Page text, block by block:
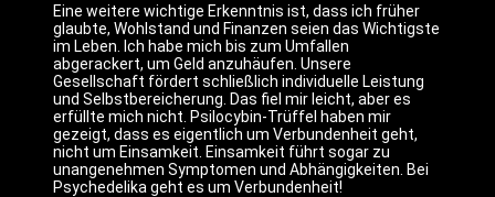
Eine weitere wichtige Erkenntnis ist, dass ich früher
glaubte, Wohlstand und Finanzen seien das Wichtigste
im Leben. Ich habe mich bis zum Umfallen
abgerackert, um Geld anzuhäufen. Unsere
Gesellschaft fördert schließlich individuelle Leistung
und Selbstbereicherung. Das fiel mir leicht, aber es
erfüllte mich nicht. Psilocybin-Trüffel haben mir
gezeigt, dass es eigentlich um Verbundenheit geht,
nicht um Einsamkeit. Einsamkeit führt sogar zu
unangenehmen Symptomen und Abhängigkeiten. Bei
Psychedelika geht es um Verbundenheit!